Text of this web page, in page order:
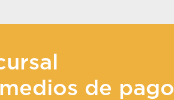
de pago